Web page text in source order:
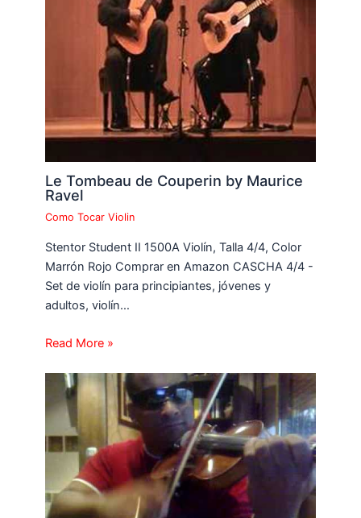
Le Tombeau de Couperin by Maurice
Ravel
Como Tocar Violin
Stentor Student II 1500A Violín, Talla 4/4, Color
Marrón Rojo Comprar en Amazon CASCHA 4/4 -
Set de violín para principiantes, jóvenes y
adultos, violín…
Read More »